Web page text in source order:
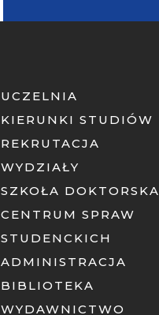
UCZELNIA
KIERUNKI STUDIÓW
REKRUTACJA
WYDZIAŁY
SZKOŁA DOKTORSKA
CENTRUM SPRAW
STUDENCKICH
ADMINISTRACJA
BIBLIOTEKA
WYDAWNICTWO